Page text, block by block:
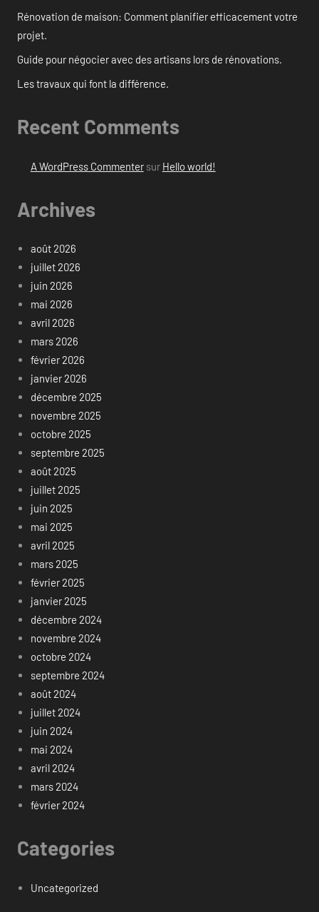
Rénovation de maison: Comment planifier efficacement votre
projet.
Guide pour négocier avec des artisans lors de rénovations.
Les travaux qui font la différence.
Recent Comments
A WordPress Commentersur Hello world!
Archives
août 2026
juillet 2026
juin 2026
mai 2026
avril 2026
mars 2026
février 2026
janvier 2026
décembre 2025
novembre 2025
octobre 2025
septembre 2025
août 2025
juillet 2025
juin 2025
mai 2025
avril 2025
mars 2025
février 2025
janvier 2025
décembre 2024
novembre 2024
octobre 2024
septembre 2024
août 2024
juillet 2024
juin 2024
mai 2024
avril 2024
mars 2024
février 2024
Categories
Uncategorized